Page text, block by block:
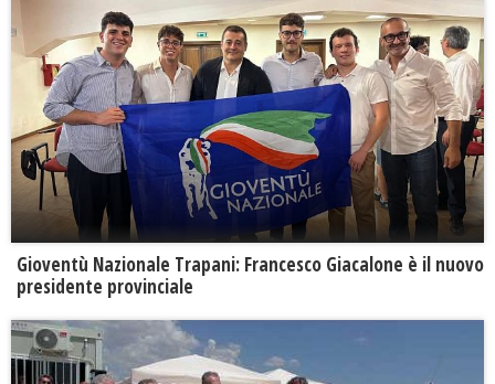
Gioventù Nazionale Trapani: Francesco Giacalone è il nuovo
presidente provinciale